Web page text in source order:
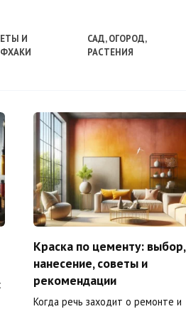
И
САД, ОГОРОД,
РАСТЕНИЯ
Краска по цементу: выбор,
нанесение, советы и
рекомендации
Когда речь заходит о ремонте и